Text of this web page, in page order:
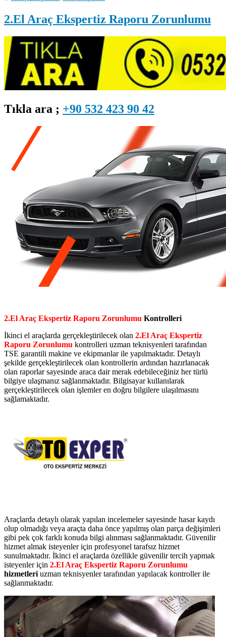
2.El Araç Ekspertiz Raporu Zorunlumu
Tıkla ara ; +90 532 423 90 42
2.El Araç Ekspertiz Raporu Zorunlumu Kontrolleri
İkinci el araçlarda gerçekleştirilecek olan 2.El Araç Ekspertiz
Raporu Zorunlumu kontrolleri uzman teknisyenleri tarafından
TSE garantili makine ve ekipmanlar ile yapılmaktadır. Detaylı
şekilde gerçekleştirilecek olan kontrollerin ardından hazırlanacak
olan raporlar sayesinde araca dair merak edebileceğiniz her türlü
bilgiye ulaşmanız sağlanmaktadır. Bilgisayar kullanılarak
gerçekleştirilecek olan işlemler en doğru bilgilere ulaşılmasını
sağlamaktadır.
Araçlarda detaylı olarak yapılan incelemeler sayesinde hasar kaydı
olup olmadığı veya araçta daha önce yapılmış olan parça değişimleri
gibi pek çok farklı konuda bilgi alınması sağlanmaktadır. Güvenilir
hizmet almak isteyenler için profesyonel tarafsız hizmet
sunulmaktadır. İkinci el araçlarda özellikle güvenilir tercih yapmak
isteyenler için 2.El Araç Ekspertiz Raporu Zorunlumu
hizmetleri uzman teknisyenler tarafından yapılacak kontroller ile
sağlanmaktadır.